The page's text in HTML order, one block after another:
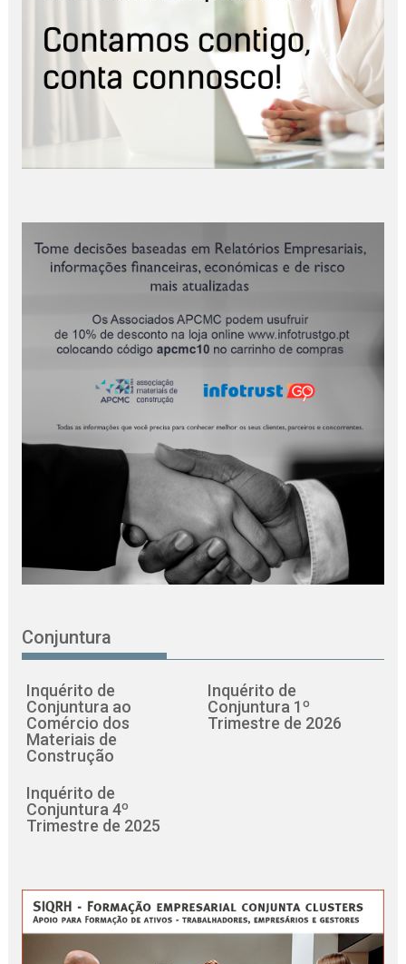
Conjuntura
Inquérito de
Conjuntura ao
Comércio dos
Materiais de
Construção
Inquérito de
Conjuntura 1º
Trimestre de 2026
Inquérito de
Conjuntura 4º
Trimestre de 2025